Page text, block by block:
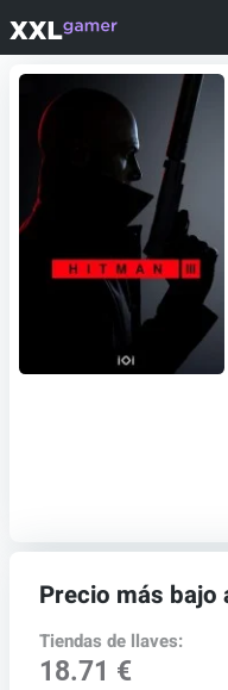
Precio más bajo
Tiendas de llaves:
18.71 €